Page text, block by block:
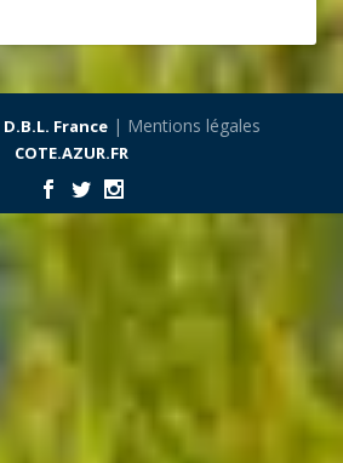
D.B.L. France| Mentions légales
COTE.AZUR.FR